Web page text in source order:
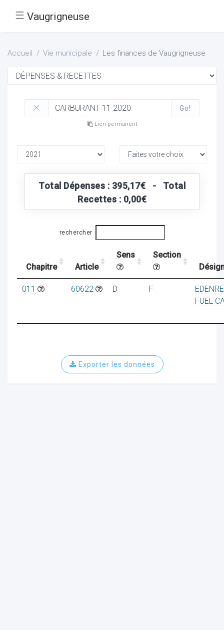
☰ Vaugrigneuse
Accueil Vie municipale Les finances de Vaugrigneuse
Go!
Lien permanent
Total Dépenses : 395,17€ - Total
Recettes : 0,00€
rechercher
Chapitre Article
Sens
Section
011 60622 D F
FUEL
Exporter les données